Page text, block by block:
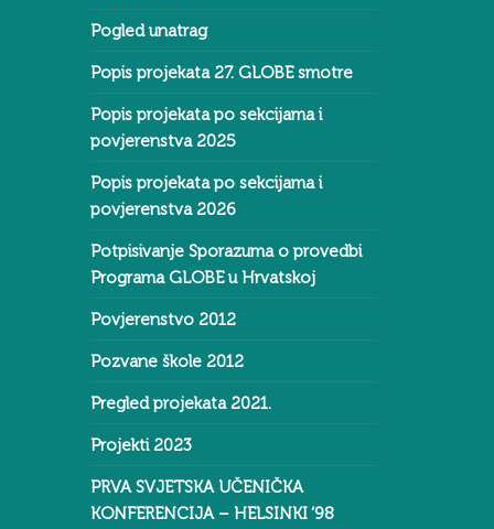
Pogled unatrag
Popis projekata 27. GLOBE smotre
Popis projekata po sekcijama i
povjerenstva 2025
Popis projekata po sekcijama i
povjerenstva 2026
Potpisivanje Sporazuma o provedbi
Programa GLOBE u Hrvatskoj
Povjerenstvo 2012
Pozvane škole 2012
Pregled projekata 2021.
Projekti 2023
PRVA SVJETSKA UČENIČKA
KONFERENCIJA – HELSINKI ‘98